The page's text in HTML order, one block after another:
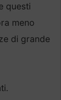
questi
meno
di grande